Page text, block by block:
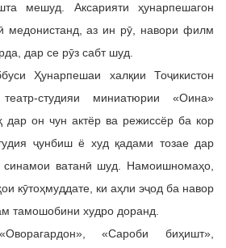
мешуд. Аксарияти ҳунарпешагон
медонистанд, аз ин рӯ, навори филм
дар се рӯз сабт шуд.
Ҳунарпешаи халқии Тоҷикистон
студияи миниатюрии «Оина»
он чун актёр ва режиссёр ба кор
ҷунбиш ё худ қадами тозае дар
синамои ватанӣ шуд. Намоишномаҳо,
кӯтоҳмуддате, ки аҳли эҷод ба навор
тамошобини худро доранд.
«Сароби биҳишт»,